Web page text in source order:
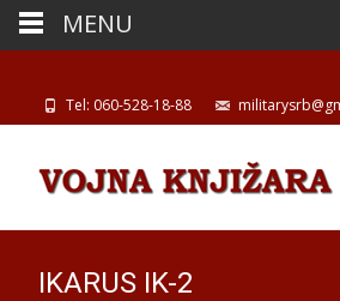
Tel: 060-528-18-88
IKARUS IK-2
MENU